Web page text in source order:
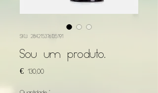
SKU: 284215376135191
Sou um produto.
€ 130,00Preço